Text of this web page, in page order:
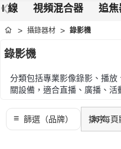
線 視頻混合器 追焦
首頁 攝錄器材 錄影機
錄影機
分類包括專業影像錄影、播
關設備，適合直播、廣播、
比較。
可按錄影格式、儲存媒體、